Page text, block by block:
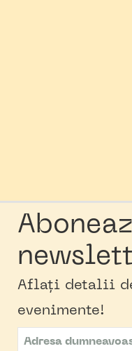
Aflați detalii
evenimente!